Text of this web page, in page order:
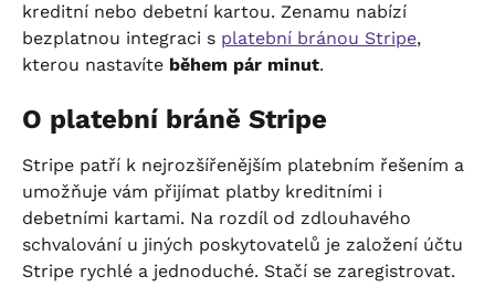
kreditní nebo debetní kartou. Zenamu nabízí
bezplatnou integraci s platební bránou Stripe,
kterou nastavíte během pár minut.
O platební bráně Stripe
Stripe patří k nejrozšířenějším platebním řešením a
umožňuje vám přijímat platby kreditními i
debetními kartami. Na rozdíl od zdlouhavého
schvalování u jiných poskytovatelů je založení účtu
Stripe rychlé a jednoduché. Stačí se zaregistrovat.